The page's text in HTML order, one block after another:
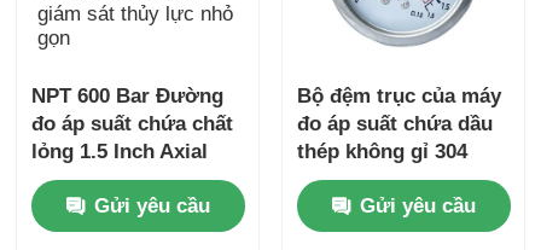
NPT 600 Bar Đường
đo áp suất chứa chất
lỏng 1.5 Inch Axial
Mount Stainless Steel
cho giám sát thủy lực
nhỏ gọn
Gửi yêu cầu
Bộ đệm trục của máy
đo áp suất chứa dầu
thép không gỉ 304
nguyên bản cho hệ
thống thiết bị hiển thị
bảng điều khiển
Gửi yêu cầu